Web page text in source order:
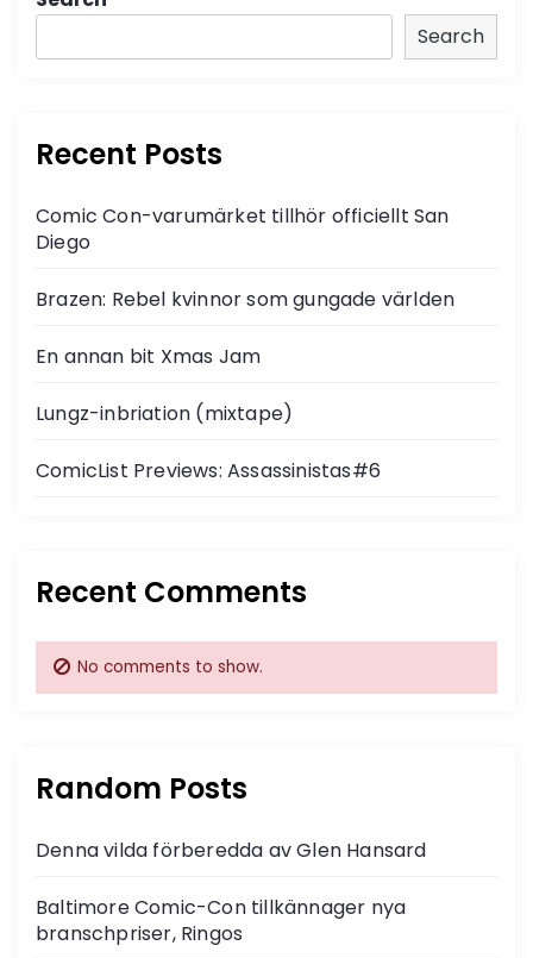
Search
Recent Posts
Comic Con-varumärket tillhör officiellt San
Diego
Brazen: Rebel kvinnor som gungade världen
En annan bit Xmas Jam
Lungz-inbriation (mixtape)
ComicList Previews: Assassinistas#6
Recent Comments
No comments to show.
Random Posts
Denna vilda förberedda av Glen Hansard
Baltimore Comic-Con tillkännager nya
branschpriser, Ringos